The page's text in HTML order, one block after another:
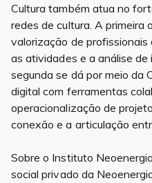
Cultura também atua no
redes de cultura. A primeira
valorização de profissionais
as atividades e a análise
segunda se dá por meio da
digital com ferramentas
operacionalização de
conexão e a articulação
Sobre o Instituto
social privado da